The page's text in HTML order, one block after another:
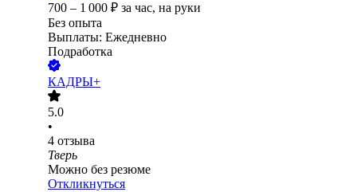
700 – 1 000 ₽ за час, на руки
Без опыта
Выплаты: Ежедневно
Подработка
КАДРЫ+
5.0
•
4 отзыва
Тверь
Можно без резюме
Откликнуться